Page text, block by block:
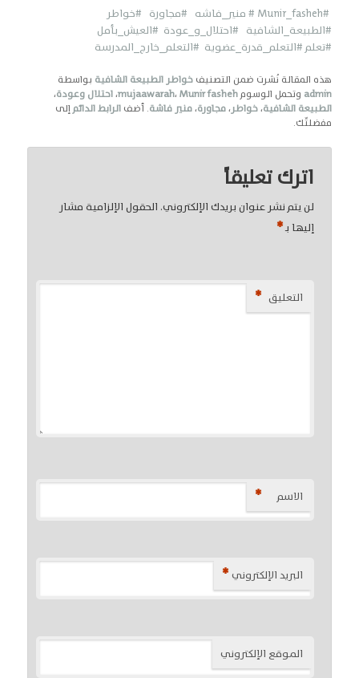
#Munir_fasheh # منير_فاشه #مجاورة #خواطر
#الطبيعة_الشافية #احتلال_و_عودة #العيش_بأمل
#تعلم #التعلم_قدرة_عضوية #التعلم_خارج_المدرسة
هذه المقالة نُشرت ضمن التصنيفخواطر الطبيعة الشافية بواسطة
admin وتحمل الوسوم mujaawarah،Munir fasheh ،احتلال وعودة،
الطبيعة الشافية،خواطر،مجاورة،منير فاشة. أضفالرابط الدائم إلى
مفضلتّك.
اترك تعليقاً
لن يتم نشر عنوان بريدك الإلكتروني. الحقول الإلزامية مشار
إليها بـ*
التعليق *
الاسم *
البريد الإلكتروني *
الموقع الإلكتروني